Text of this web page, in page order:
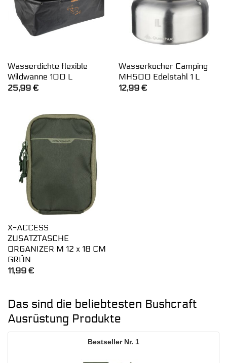
Wasserdichte flexible
Wildwanne 100 L
25,99 €
Wasserkocher Camping
MH500 Edelstahl 1 L
12,99 €
X-ACCESS
ZUSATZTASCHE
ORGANIZER M 12 x 18 CM
GRÜN
11,99 €
Das sind die beliebtesten Bushcraft
Ausrüstung Produkte
1